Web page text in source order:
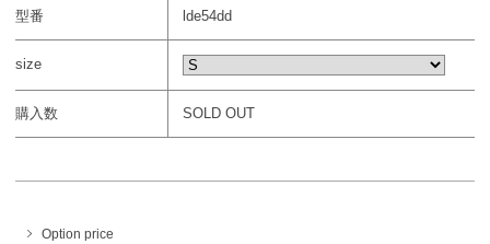
型番 lde54dd
size
購入数 SOLD OUT
Option price